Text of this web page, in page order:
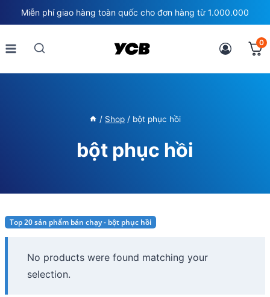
to
content
Miễn phí giao hàng toàn quốc cho đơn hàng từ 1.000.000
0
/ Shop / bột phục hồi
bột phục hồi
Top 20 sản phẩm bán chạy - bột phục hồi
No products were found matching your
selection.